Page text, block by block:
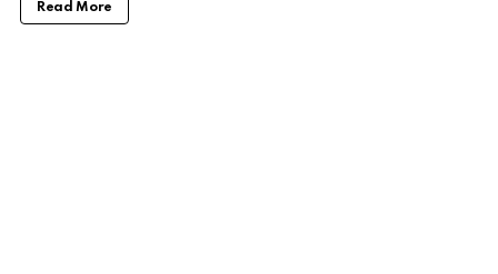
Read More